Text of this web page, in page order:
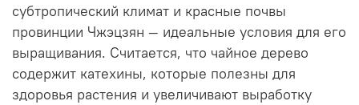
субтропический климат и красные почвы
провинции Чжэцзян — идеальные условия для его
выращивания. Считается, что чайное дерево
содержит катехины, которые полезны для
здоровья растения и увеличивают выработку